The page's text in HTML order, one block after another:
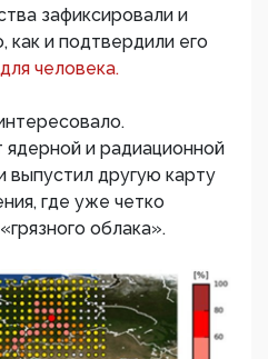
зафиксировали и
как и подтвердили его
человека.
и радиационной
выпустил другую карту
где уже четко
облака».